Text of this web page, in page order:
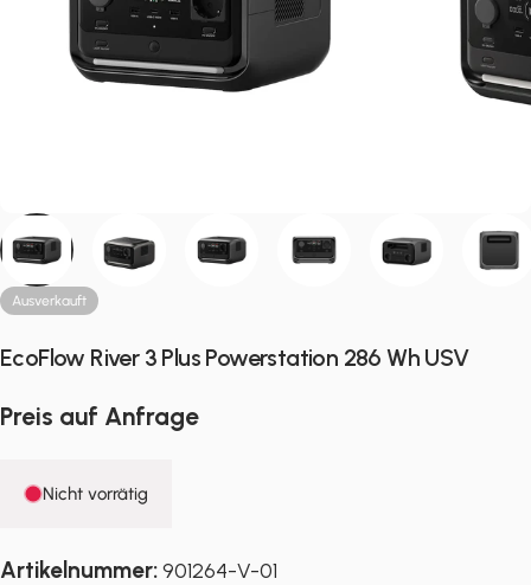
Ausverkauft
EcoFlow River 3 Plus Powerstation 286 Wh USV
Preis auf Anfrage
Nicht vorrätig
Artikelnummer:901264-V-01